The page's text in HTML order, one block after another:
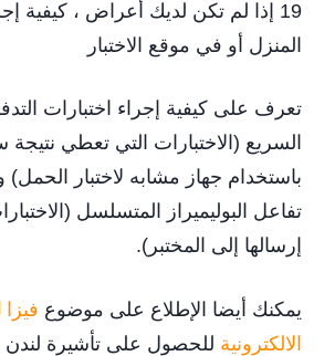
19 إذا لم تكن لديك أعراض ، كيفية
المنزل أو في موقع الاختبار
تعرف على كيفية إجراء اختبارات
السريع (الاختبارات التي تعطي نتيجة
باستخدام جهاز مشابه لاختبار الحمل)
تفاعل البوليميراز المتسلسل
إرسالها إلى المختبر).
يمكنك أيضا الإطلاع على موضوع فيزا
الالكترونيةللحصول على تأشيرة لندن